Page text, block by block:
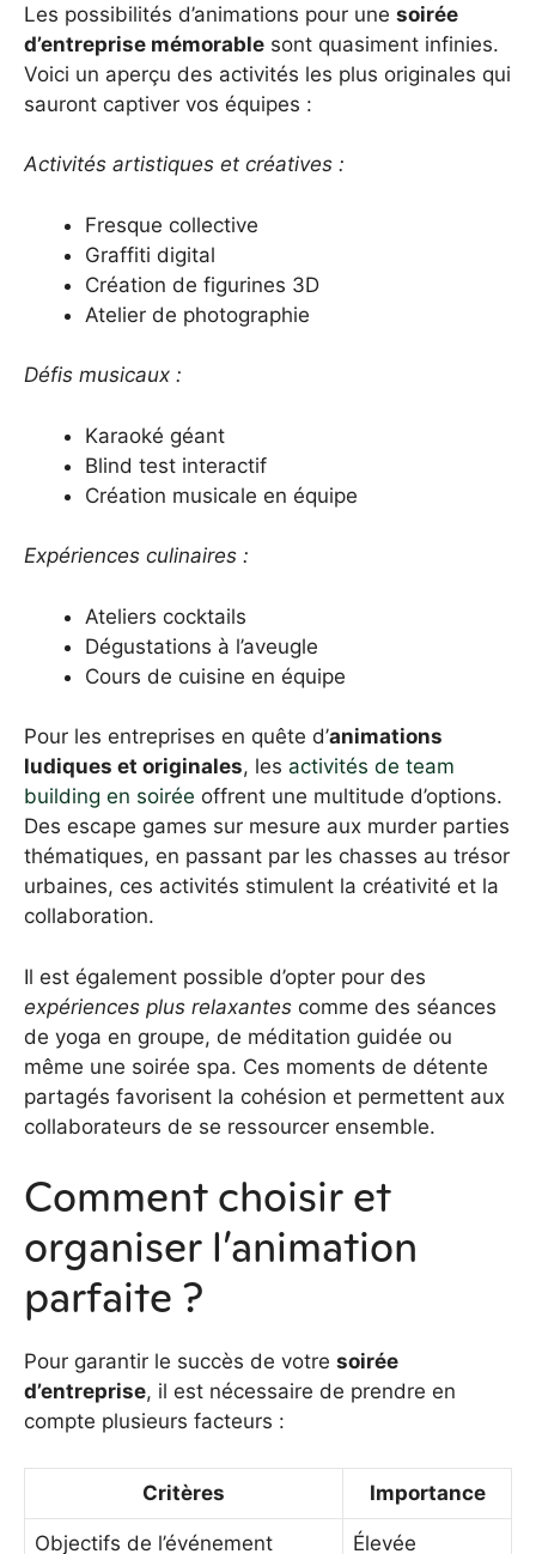
Les possibilités d’animations pour une soirée
d’entreprise mémorable sont quasiment infinies.
Voici un aperçu des activités les plus originales qui
sauront captiver vos équipes :
Activités artistiques et créatives :
Fresque collective
Graffiti digital
Création de figurines 3D
Atelier de photographie
Défis musicaux :
Karaoké géant
Blind test interactif
Création musicale en équipe
Expériences culinaires :
Ateliers cocktails
Dégustations à l’aveugle
Cours de cuisine en équipe
Pour les entreprises en quête d’animations
ludiques et originales, les activités de team
building en soirée offrent une multitude d’options.
Des escape games sur mesure aux murder parties
thématiques, en passant par les chasses au trésor
urbaines, ces activités stimulent la créativité et la
collaboration.
Il est également possible d’opter pour des
expériences plus relaxantes comme des séances
de yoga en groupe, de méditation guidée ou
même une soirée spa. Ces moments de détente
partagés favorisent la cohésion et permettent aux
collaborateurs de se ressourcer ensemble.
Comment choisir et
organiser l’animation
parfaite ?
Pour garantir le succès de votre soirée
d’entreprise, il est nécessaire de prendre en
compte plusieurs facteurs :
Critères Importance
Objectifs de l’événement Élevée